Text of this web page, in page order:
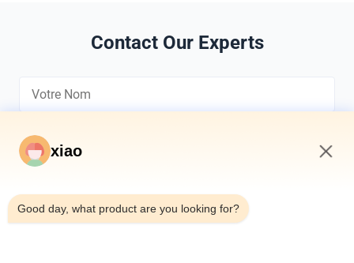
Contact Our Experts
*
xiao
Good day, what product are you looking for?